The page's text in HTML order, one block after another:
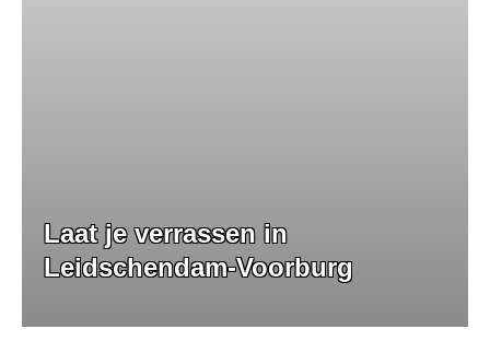
Laat je verrassen in
Leidschendam-Voorburg